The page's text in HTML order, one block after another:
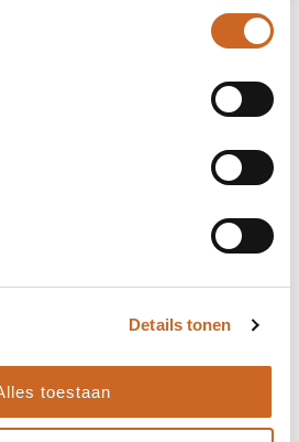
Details tonen
toestaan
in overleg